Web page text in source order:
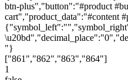
EPD-ценники и TFT-дисплеи
ценники хорошо подходят для
полке: они
количества товарных
использовать там, где нужно
показать ролик, выделить
привлечь внимание к зоне
btn-plus","button":"#product
cart","product_data":"#content
"}
["861","862","863","864"]
1